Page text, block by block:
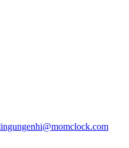
hi@momclock.com